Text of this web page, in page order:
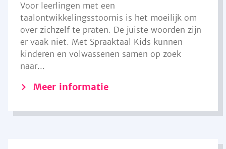
Voor leerlingen met een
taalontwikkelingsstoornis is het moeilijk om
over zichzelf te praten. De juiste woorden zijn
er vaak niet. Met Spraaktaal Kids kunnen
kinderen en volwassenen samen op zoek
naar...
Meer informatie